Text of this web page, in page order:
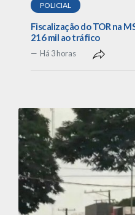
POLICIAL
Fiscalização do TOR na
216 mil ao tráfico
Há 3 horas